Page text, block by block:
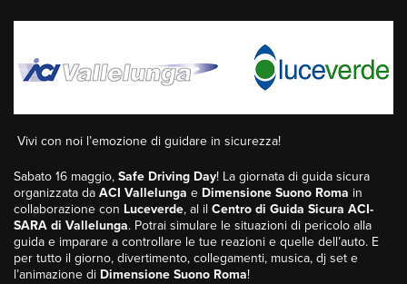
Vivi con noi l’emozione di guidare in sicurezza!
Sabato 16 maggio, Safe Driving Day! La giornata di guida sicura
organizzata da ACI Vallelunga e Dimensione Suono Roma in
collaborazione con Luceverde, al il Centro di Guida Sicura ACI-
SARA di Vallelunga. Potrai simulare le situazioni di pericolo alla
guida e imparare a controllare le tue reazioni e quelle dell’auto. E
per tutto il giorno, divertimento, collegamenti, musica, dj set e
l’animazione di Dimensione Suono Roma!